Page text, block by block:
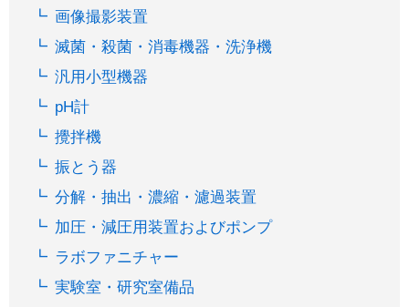
画像撮影装置
滅菌・殺菌・消毒機器・洗浄機
汎用小型機器
pH計
攪拌機
振とう器
分解・抽出・濃縮・濾過装置
加圧・減圧用装置およびポンプ
ラボファニチャー
実験室・研究室備品